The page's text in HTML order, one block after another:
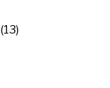
(13)